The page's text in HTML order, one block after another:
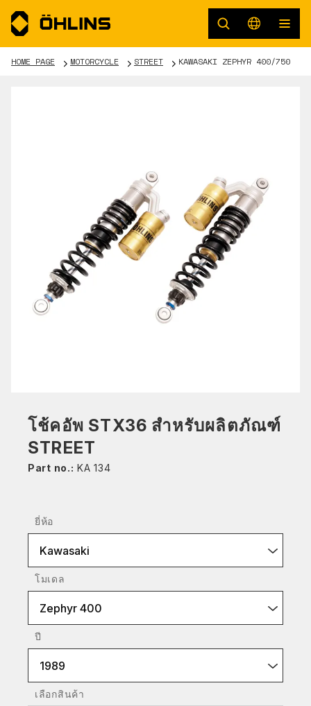
HOME PAGE MOTORCYCLE STREET KAWASAKI ZEPHYR 400/750
โช้คอัพ STX36 สำหรับผลิตภัณฑ์
STREET
Part no.: KA 134
ยี่ห้อ
Kawasaki
โมเดล
Zephyr 400
ปี
1989
เลือกสินค้า